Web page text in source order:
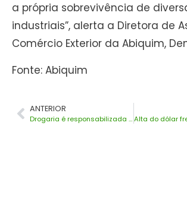
a própria sobrevivência de
industriais”, alerta a Diretora de
Comércio Exterior da Abiquim,
Fonte: Abiquim
ANTERIOR
Drogaria é responsabilizada por erro na venda de medicamento